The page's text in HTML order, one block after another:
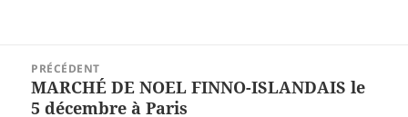
l’article
PRÉCÉDENT
Article
précédent :
MARCHÉ DE NOEL FINNO-ISLANDAIS le
5 décembre à Paris